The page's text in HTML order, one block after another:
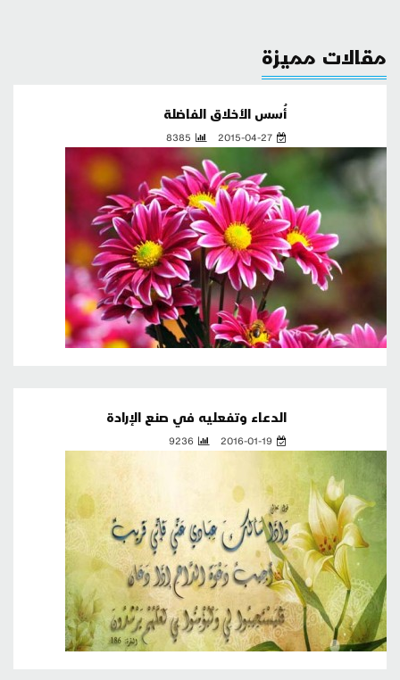
مقالات مميزة
أُسس الأخلاق الفاضلة
2015-04-27
8385
الدعاء وتفعليه في صنع الإرادة
2016-01-19
9236